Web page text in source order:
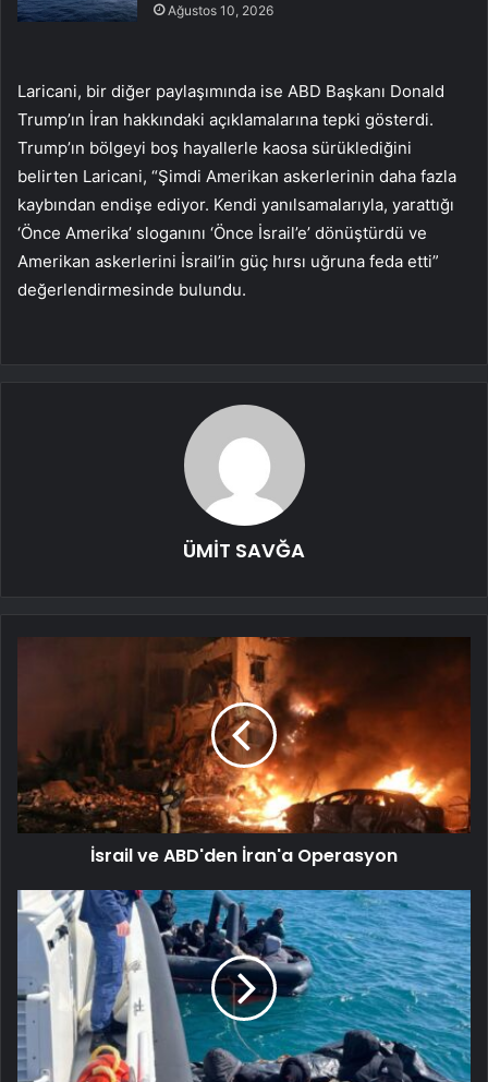
Ağustos 10, 2026
Laricani, bir diğer paylaşımında ise ABD Başkanı Donald
Trump’ın İran hakkındaki açıklamalarına tepki gösterdi.
Trump’ın bölgeyi boş hayallerle kaosa sürüklediğini
belirten Laricani, “Şimdi Amerikan askerlerinin daha fazla
kaybından endişe ediyor. Kendi yanılsamalarıyla, yarattığı
‘Önce Amerika’ sloganını ‘Önce İsrail’e’ dönüştürdü ve
Amerikan askerlerini İsrail’in güç hırsı uğruna feda etti”
değerlendirmesinde bulundu.
ÜMİT SAVĞA
İsrail ve ABD'den İran'a Operasyon